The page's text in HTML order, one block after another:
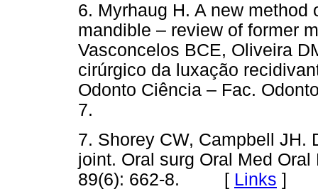
6. Myrhaug H. A new
mandible – review of former
Vasconcelos BCE, Oliveira
cirúrgico da luxação
Odonto Ciência – Fac.
7.
7. Shorey CW, Campbell JH.
joint. Oral surg Oral Med
89(6): 662-8. [ Links ]